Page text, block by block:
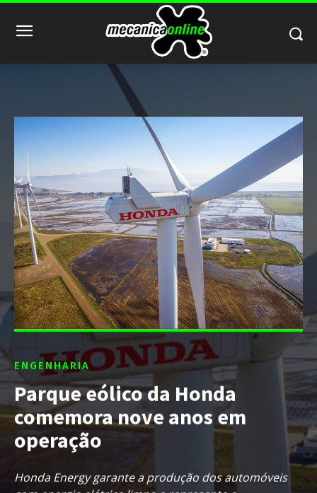
ENGENHARIA
Parque eólico da Honda
comemora nove anos em
operação
Honda Energy garante a produção dos automóveis